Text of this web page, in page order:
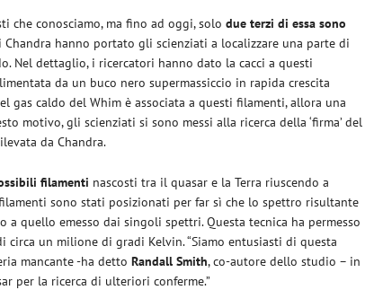
che conosciamo, ma fino ad oggi, solodue terzi di essa sono
hanno portato gli scienziati a localizzare una parte di
Nel dettaglio, i ricercatori hanno dato la cacci a questi
da un buco nero supermassiccio in rapida crescita
caldo del Whim è associata a questi filamenti, allora una
motivo, gli scienziati si sono messi alla ricerca della ‘firma’ del
da Chandra.
filamenti nascosti tra il quasar e la Terra riuscendo a
sono stati posizionati per far sì che lo spettro risultante
quello emesso dai singoli spettri. Questa tecnica ha permesso
un milione di gradi Kelvin. “Siamo entusiasti di questa
mancante -ha dettoRandall Smith, co-autore dello studio – in
per la ricerca di ulteriori conferme.”